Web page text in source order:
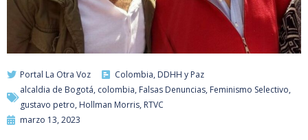
Portal La Otra Voz Colombia, DDHH y Paz
alcaldia de Bogotá, colombia, Falsas Denuncias, Feminismo Selectivo,
gustavo petro, Hollman Morris, RTVC
marzo 13, 2023